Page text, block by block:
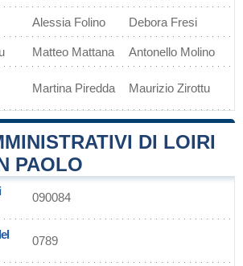
Alessia Folino Debora Fresi
Matteo Mattana Antonello Molino
Martina Piredda Maurizio Zirottu
DI LOIRI
PAOLO
090084
0789